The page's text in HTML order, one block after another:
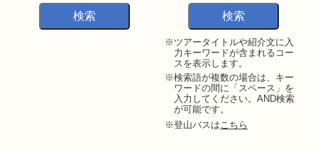
※ツアータイトルや紹介文に入
力キーワードが含まれるコー
スを表示します。
※検索語が複数の場合は、キー
ワードの間に「スペース」を
入力してください。AND検索
が可能です。
※登山バスは こちら